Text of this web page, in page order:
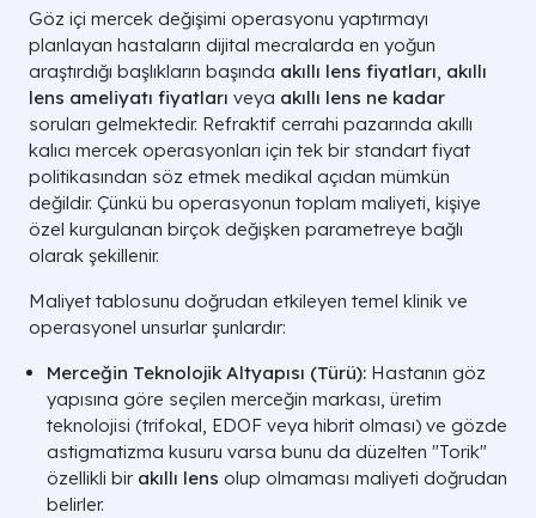
Göz içi mercek değişimi operasyonu yaptırmayı
planlayan hastaların dijital mecralarda en yoğun
araştırdığı başlıkların başında akıllı lens fiyatları, akıllı
lens ameliyatı fiyatları veya akıllı lens ne kadar
soruları gelmektedir. Refraktif cerrahi pazarında akıllı
kalıcı mercek operasyonları için tek bir standart fiyat
politikasından söz etmek medikal açıdan mümkün
değildir. Çünkü bu operasyonun toplam maliyeti, kişiye
özel kurgulanan birçok değişken parametreye bağlı
olarak şekillenir.
Maliyet tablosunu doğrudan etkileyen temel klinik ve
operasyonel unsurlar şunlardır:
Merceğin Teknolojik Altyapısı (Türü): Hastanın göz
yapısına göre seçilen merceğin markası, üretim
teknolojisi (trifokal, EDOF veya hibrit olması) ve gözde
astigmatizma kusuru varsa bunu da düzelten "Torik"
özellikli bir akıllı lens olup olmaması maliyeti doğrudan
belirler.